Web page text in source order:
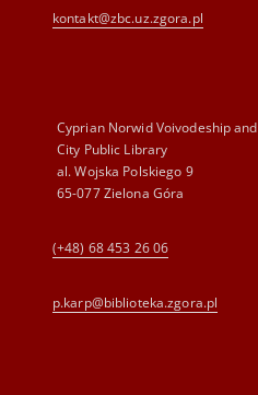
kontakt@zbc.uz.zgora.pl
Cyprian Norwid Voivodeship and
City Public Library
al. Wojska Polskiego 9
65-077 Zielona Góra
(+48) 68 453 26 06
p.karp@biblioteka.zgora.pl